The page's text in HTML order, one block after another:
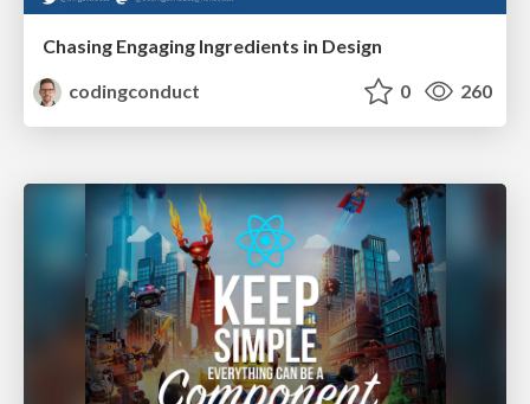
Chasing Engaging Ingredients in Design
codingconduct
0 260